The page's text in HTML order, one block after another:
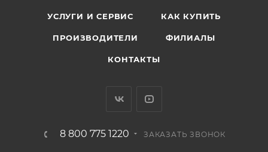
УСЛУГИ И СЕРВИС КАК КУПИТЬ
ПРОИЗВОДИТЕЛИ ФИЛИАЛЫ
КОНТАКТЫ
8 800 775 1220 ЗАКАЗАТЬ ЗВОНОК